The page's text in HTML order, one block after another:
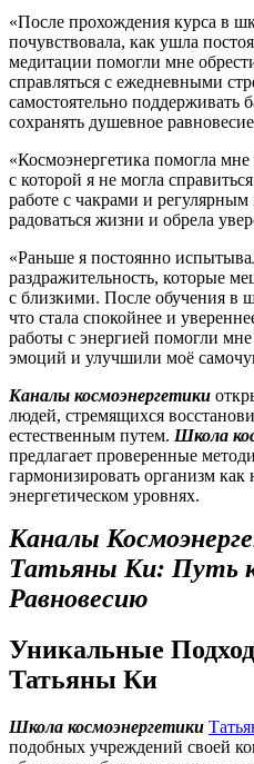
«После прохождения курса в
почувствовала, как ушла
медитации помогли мне
справляться с ежедневными
самостоятельно поддерживать
сохранять душевное
«Космоэнергетика помогла
с которой я не могла
работе с чакрами и
радоваться жизни и обрела
«Раньше я постоянно
раздражительность, которые
с близкими. После обучения в
что стала спокойнее и
работы с энергией помогли
эмоций и улучшили моё
Каналы космоэнергетики
людей, стремящихся
естественным путем. Школа
предлагает проверенные
гармонизировать организм как
энергетическом уровнях.
Каналы
Татьяны Ки: Путь
Равновесию
Уникальные
Татьяны Ки
Школа космоэнергетики
подобных учреждений своей